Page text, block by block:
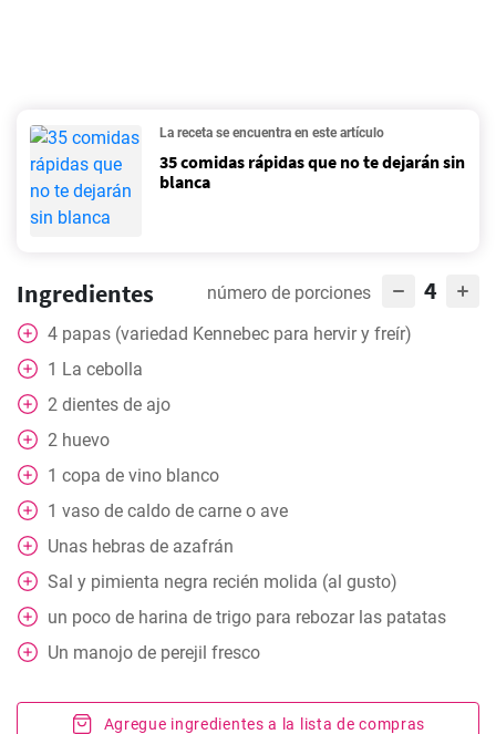
La receta se encuentra en este artículo
35 comidas rápidas que no te dejarán sin
blanca
Ingredientes número de porciones 4
4 papas (variedad Kennebec para hervir y freír)
1 La cebolla
2 dientes de ajo
2 huevo
1 copa de vino blanco
1 vaso de caldo de carne o ave
Unas hebras de azafrán
Sal y pimienta negra recién molida (al gusto)
un poco de harina de trigo para rebozar las patatas
Un manojo de perejil fresco
Agregue ingredientes a la lista de compras